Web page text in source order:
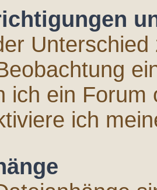
ich ein Forum
ich